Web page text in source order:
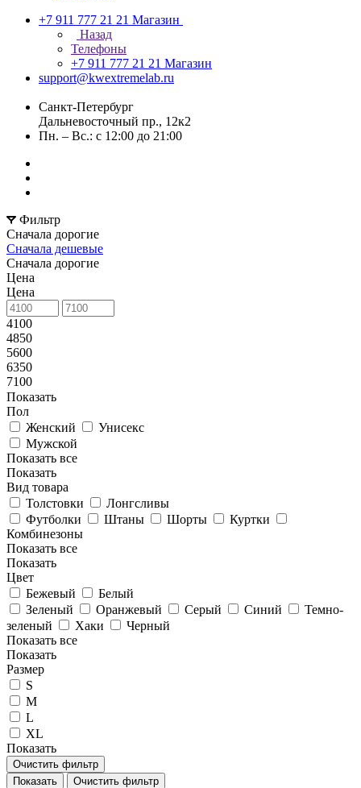
+7 911 777 21 21 Магазин
Назад
Телефоны
+7 911 777 21 21 Магазин
support@kwextremelab.ru
Санкт-Петербург
Дальневосточный пр., 12к2
Пн. – Вс.: с 12:00 до 21:00
Фильтр
Сначала дорогие
Сначала дешевые
Сначала дорогие
Цена
Цена
4100
4850
5600
6350
7100
Показать
Пол
Женский
Унисекс
Мужской
Показать все
Показать
Вид товара
Толстовки
Лонгсливы
Футболки
Штаны Шорты
Куртки
Комбинезоны
Показать все
Показать
Цвет
Бежевый
Белый
Зеленый
Оранжевый Серый Синий
Темно-
зеленый
Хаки
Черный
Показать все
Показать
Размер
S
M
L
XL
Показать
Очистить фильтр
Показать
Очистить фильтр